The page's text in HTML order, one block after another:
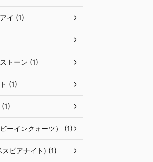
イ (1)
トーン (1)
(1)
(1)
ーインクォーツ） (1)
ビアナイト) (1)